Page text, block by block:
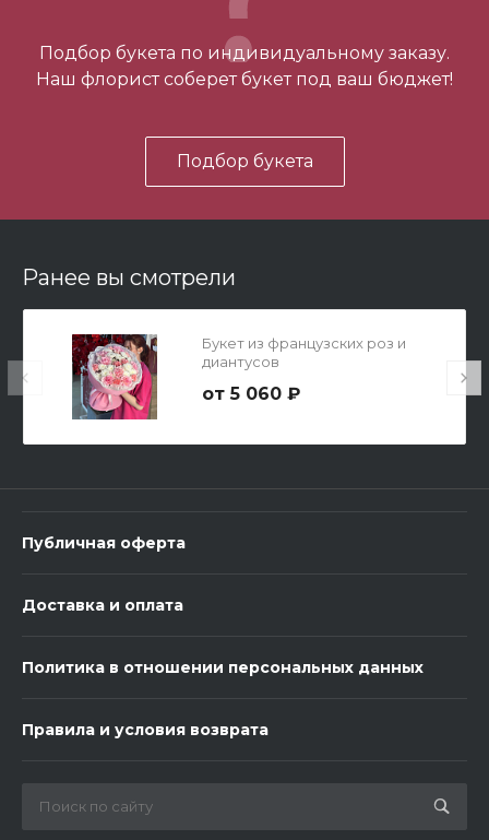
-
Подбор букета по индивидуальному заказу.
Наш флорист соберет букет под ваш бюджет!
Подбор букета
Ранее вы смотрели
Букет из французских роз и
диантусов
5 060 ₽
Публичная оферта
Доставка и оплата
Политика в отношении персональных данных
Правила и условия возврата